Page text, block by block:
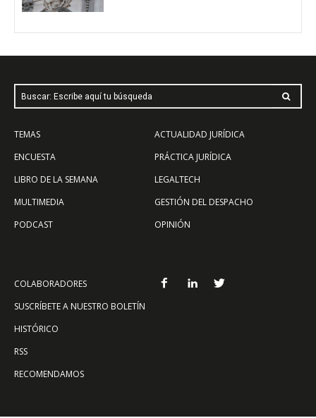
Buscar: Escribe aquí tu búsqueda
TEMAS
ENCUESTA
LIBRO DE LA SEMANA
MULTIMEDIA
PODCAST
ACTUALIDAD JURÍDICA
PRÁCTICA JURÍDICA
LEGALTECH
GESTIÓN DEL DESPACHO
OPINIÓN
COLABORADORES
SUSCRÍBETE A NUESTRO BOLETÍN
HISTÓRICO
RSS
RECOMENDAMOS